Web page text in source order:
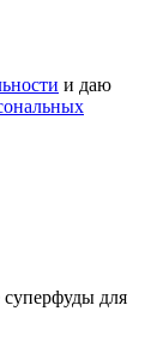
и даю
для